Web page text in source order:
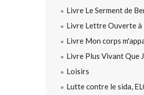
Livre Le Serment de
Livre Lettre Ouverte
Livre Mon corps
Livre Plus Vivant Que
Loisirs
Lutte contre le sida,